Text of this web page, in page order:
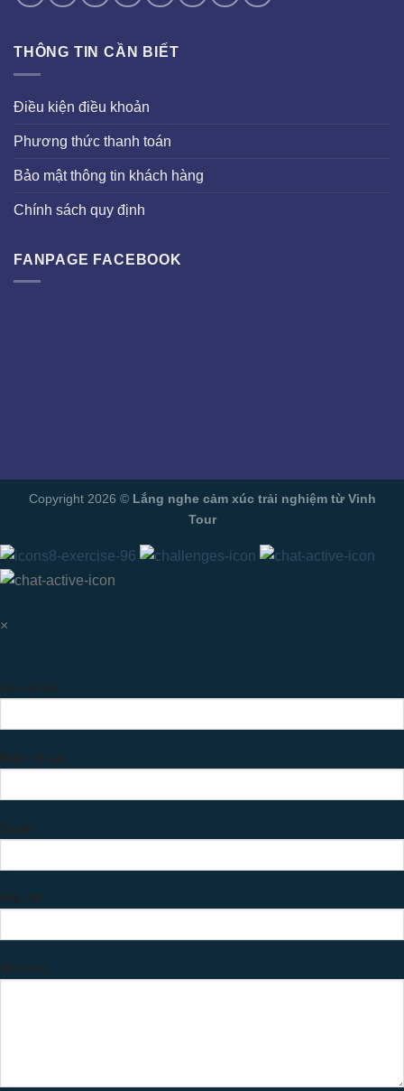
THÔNG TIN CẦN BIẾT
Điều kiện điều khoản
Phương thức thanh toán
Bảo mật thông tin khách hàng
Chính sách quy định
FANPAGE FACEBOOK
Copyright 2026 © Lắng nghe cảm xúc trải nghiệm từ Vinh
Tour
×
Họ và tên
Điện thoại
Email
Địa chỉ
Ghi chú